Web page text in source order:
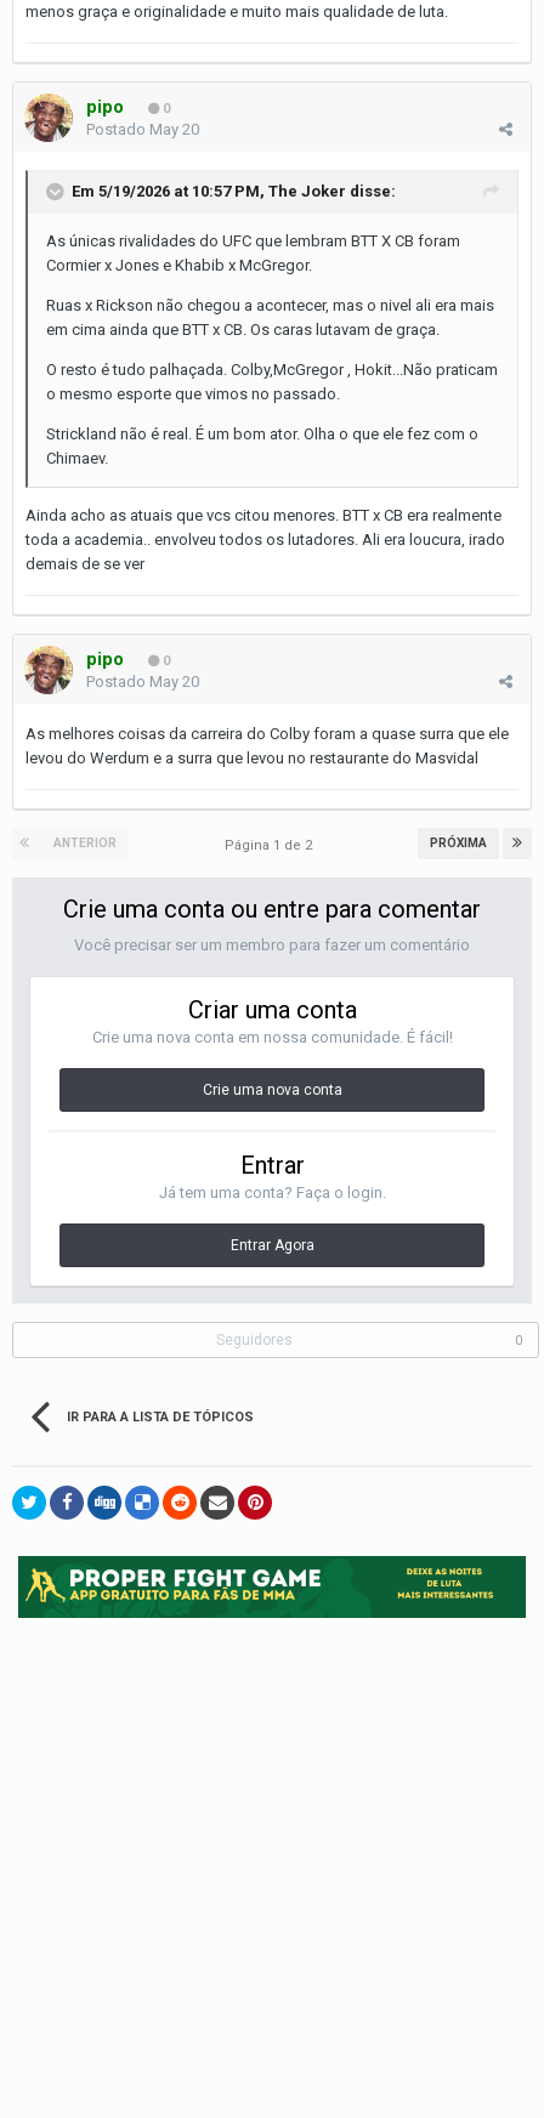
menos graça e originalidade e muito mais qualidade de luta.
pipo 0
Postado May 20
Em 5/19/2026 at 10:57 PM, The Joker disse:
As únicas rivalidades do UFC que lembram BTT X CB foram
Cormier x Jones e Khabib x McGregor.
Ruas x Rickson não chegou a acontecer, mas o nivel ali era mais
em cima ainda que BTT x CB. Os caras lutavam de graça.
O resto é tudo palhaçada. Colby,McGregor , Hokit...Não praticam
o mesmo esporte que vimos no passado.
Strickland não é real. É um bom ator. Olha o que ele fez com o
Chimaev.
Ainda acho as atuais que vcs citou menores. BTT x CB era realmente
toda a academia.. envolveu todos os lutadores. Ali era loucura, irado
demais de se ver
pipo 0
Postado May 20
As melhores coisas da carreira do Colby foram a quase surra que ele
levou do Werdum e a surra que levou no restaurante do Masvidal
ANTERIOR PRÓXIMA
Página 1 de 2
Crie uma conta ou entre para comentar
Você precisar ser um membro para fazer um comentário
Criar uma conta
Crie uma nova conta em nossa comunidade. É fácil!
Crie uma nova conta
Entrar
Já tem uma conta? Faça o login.
Entrar Agora
Seguidores 0
IR PARA A LISTA DE TÓPICOS